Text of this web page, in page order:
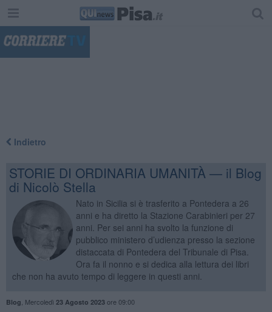
Indietro
STORIE DI ORDINARIA UMANITÀ — il Blog
di Nicolò Stella
Nato in Sicilia si è trasferito a Pontedera a 26
anni e ha diretto la Stazione Carabinieri per 27
anni. Per sei anni ha svolto la funzione di
pubblico ministero d’udienza presso la sezione
distaccata di Pontedera del Tribunale di Pisa.
Ora fa il nonno e si dedica alla lettura dei libri
che non ha avuto tempo di leggere in questi anni.
Blog Mercoledì 23 Agosto 2023ore 09:00